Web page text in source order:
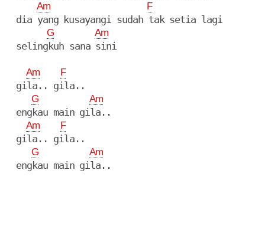
Am F
  dia yang kusayangi sudah tak setia lagi
G Am
  selingkuh sana sini
Am F
  gila.. gila..
G Am
  engkau main gila..
Am F
  gila.. gila..
G Am